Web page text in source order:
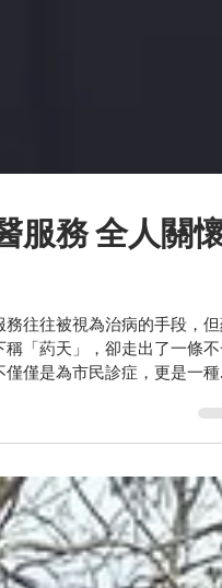
服務 全人關懷
僅是為市民診症，更是一種
合家庭醫生的持續照顧、中
，以及信仰元素帶來的心靈
累積的臨床經驗與研究成果顯
的成效尤為顯著。以下求診
人關懷方式的服務成效：它